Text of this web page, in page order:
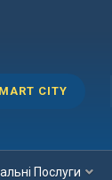
CITY
Послуги